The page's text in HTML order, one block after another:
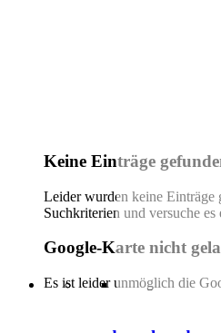
Keine Einträge
Leider wurden keine Einträge
Suchkriterien und versuche es
Google-Karte nicht
Es ist leider unmöglich die